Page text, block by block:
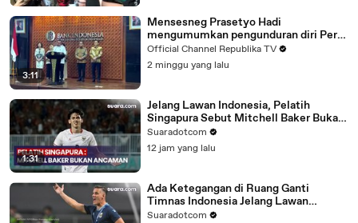
3:11
Mensesneg Prasetyo Hadi
mengumumkan pengunduran diri Perry
Warjiyo sebagai Gubernur BI di
Kompleks BI, Jakarta, Senin
(27/6/2026). (Eva Rianti/Republika)
Official Channel Republika TV
2 minggu yang lalu
1:31
Jelang Lawan Indonesia, Pelatih
Singapura Sebut Mitchell Baker Bukan
Ancaman
Suaradotcom
12 jam yang lalu
Ada Ketegangan di Ruang Ganti
Timnas Indonesia Jelang Lawan
Singapura? Herdman Bilang Begini
Suaradotcom